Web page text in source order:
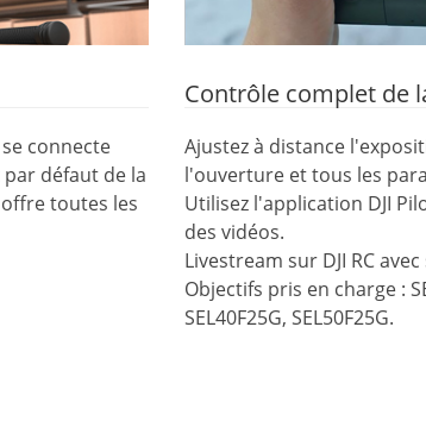
connecte
défaut de la
toutes les
Contrôle complet de
Ajustez à distance
l'ouverture et tous les
Utilisez l'application DJI
des vidéos.
Livestream sur DJI RC
Objectifs pris en charge :
SEL40F25G, SEL50F25G.